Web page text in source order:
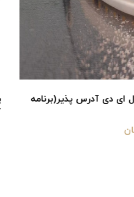
پنل نوری توکار